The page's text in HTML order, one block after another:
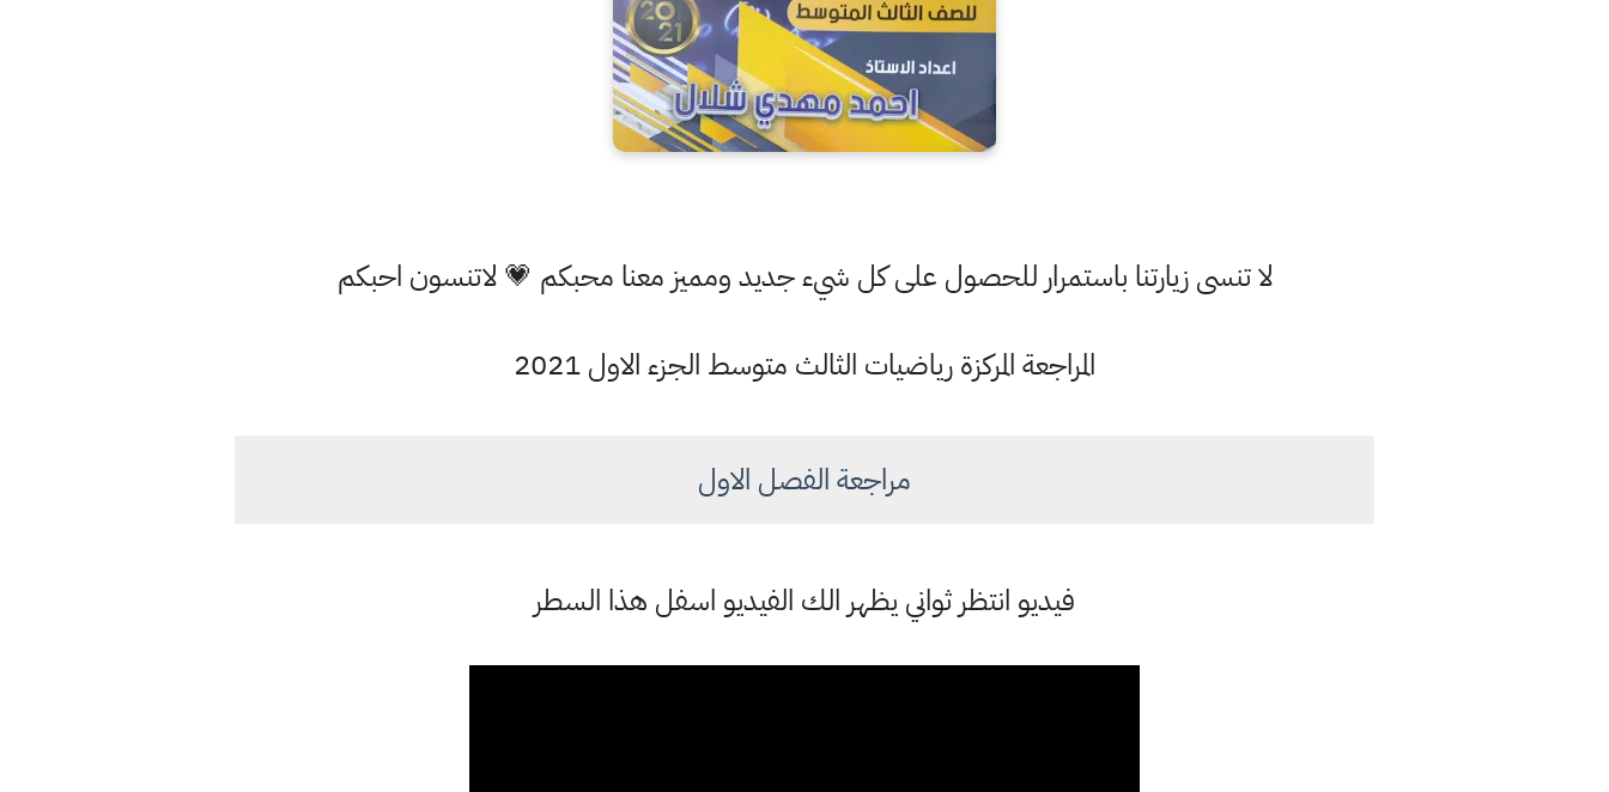
لا تنسى زيارتنا باستمرار للحصول على كل شيء جديد ومميز معنا محبكم 💗 لاتنسون احبكم
المراجعة المركزة رياضيات الثالث متوسط الجزء الاول 2021
مراجعة الفصل الاول
فيديو انتظر ثواني يظهر الك الفيديو اسفل هذا السطر